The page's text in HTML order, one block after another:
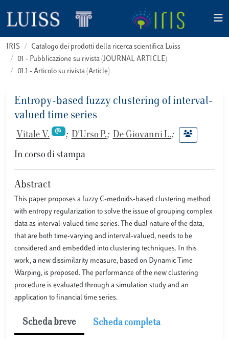
IRIS
Catalogo dei prodotti della ricerca scientifica Luiss
01 - Pubblicazione su rivista (JOURNAL ARTICLE)
01.1 - Articolo su rivista (Article)
Entropy-based fuzzy clustering of interval-
valued time series
Vitale V. ; D'Urso P.; De Giovanni L.;
In corso di stampa
Abstract
This paper proposes a fuzzy C-medoids-based clustering method
with entropy regularization to solve the issue of grouping complex
data as interval-valued time series. The dual nature of the data,
that are both time-varying and interval-valued, needs to be
considered and embedded into clustering techniques. In this
work, a new dissimilarity measure, based on Dynamic Time
Warping, is proposed. The performance of the new clustering
procedure is evaluated through a simulation study and an
application to financial time series.
Scheda breve Scheda completa